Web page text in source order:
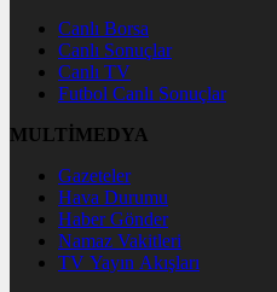
Canlı Borsa
Canlı Sonuçlar
Canlı TV
Futbol Canlı Sonuçlar
MULTİMEDYA
Gazeteler
Hava Durumu
Haber Gönder
Namaz Vakitleri
TV Yayın Akışları